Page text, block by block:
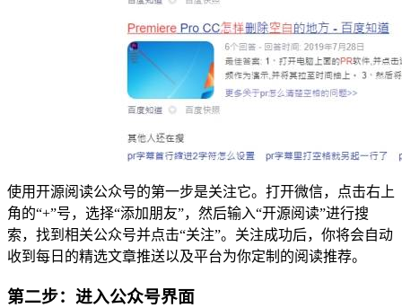
使用开源阅读公众号的第一步是关注它。打开微信，点击右上
角的“+”号，选择“添加朋友”，然后输入“开源阅读”进行搜
索，找到相关公众号并点击“关注”。关注成功后，你将会自动
收到每日的精选文章推送以及平台为你定制的阅读推荐。
第二步：进入公众号界面